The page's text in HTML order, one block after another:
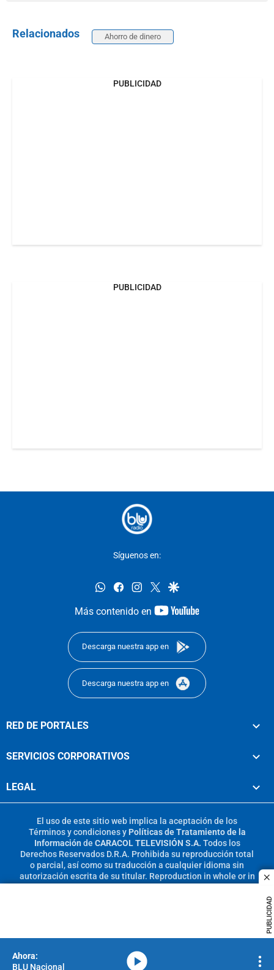
PUBLICIDAD
Relacionados Ahorro de dinero
PUBLICIDAD
PUBLICIDAD
Síguenos en:
whatsappfacebookinstagram
twittergoogle
Más contenido en
youtube-
Descarga nuestra app en
Descarga nuestra app en
RED DE PORTALES
SERVICIOS CORPORATIVOS
LEGAL
El uso de este sitio web implica la aceptación de los
Términos y condicionesy Políticas de Tratamiento de la
Información de CARACOL TELEVISIÓN S.A. Todos los
Derechos Reservados D.R.A. Prohibida su reproducción total
o parcial, así como su traducción a cualquier idioma sin
autorización escrita de su titular. Reproduction in whole or in
BLU Nacional